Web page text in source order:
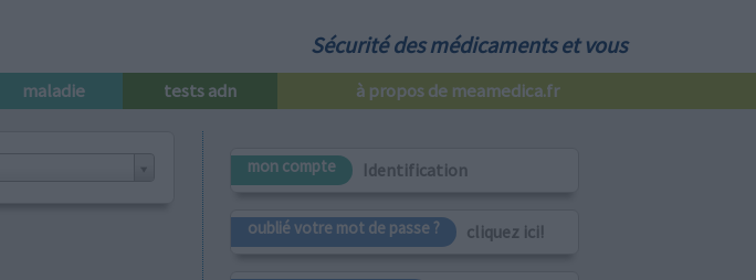
Sécurité des médicaments et vous
maladie tests adn à propos de meamedica.fr
mon compte Identification
oublié votre mot de passe ? cliquez ici!